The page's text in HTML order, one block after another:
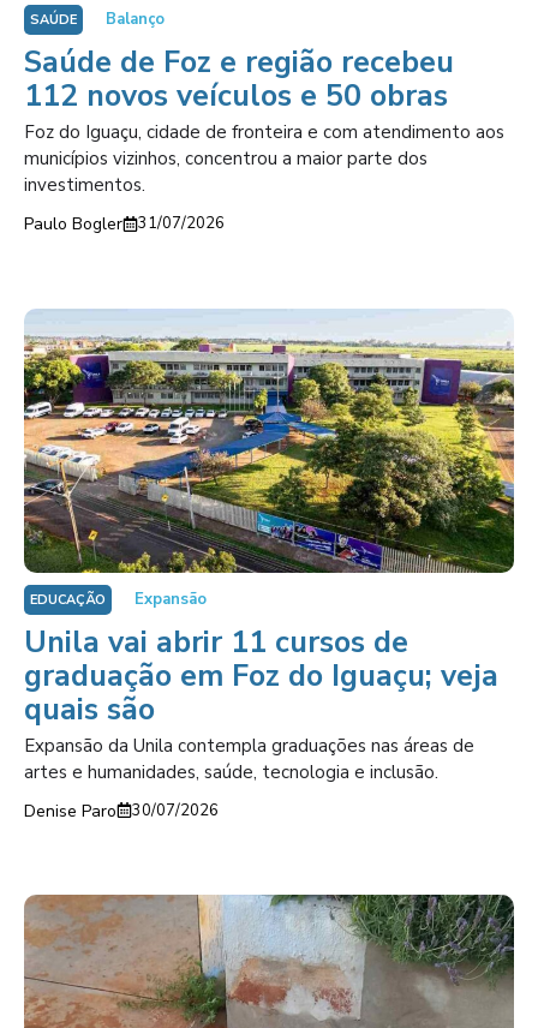
SAÚDE Balanço
Saúde de Foz e região recebeu
112 novos veículos e 50 obras
Foz do Iguaçu, cidade de fronteira e com atendimento aos
municípios vizinhos, concentrou a maior parte dos
investimentos.
Paulo Bogler 31/07/2026
EDUCAÇÃO Expansão
Unila vai abrir 11 cursos de
graduação em Foz do Iguaçu; veja
quais são
Expansão da Unila contempla graduações nas áreas de
artes e humanidades, saúde, tecnologia e inclusão.
Denise Paro 30/07/2026